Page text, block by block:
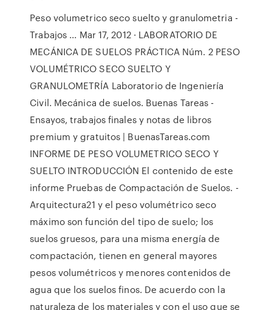
Peso volumetrico seco suelto y granulometria -
Trabajos ... Mar 17, 2012 · LABORATORIO DE
MECÁNICA DE SUELOS PRÁCTICA Núm. 2 PESO
VOLUMÉTRICO SECO SUELTO Y
GRANULOMETRÍA Laboratorio de Ingeniería
Civil. Mecánica de suelos. Buenas Tareas -
Ensayos, trabajos finales y notas de libros
premium y gratuitos | BuenasTareas.com
INFORME DE PESO VOLUMETRICO SECO Y
SUELTO INTRODUCCIÓN El contenido de este
informe Pruebas de Compactación de Suelos. -
Arquitectura21 y el peso volumétrico seco
máximo son función del tipo de suelo; los
suelos gruesos, para una misma energía de
compactación, tienen en general mayores
pesos volumétricos y menores contenidos de
agua que los suelos finos. De acuerdo con la
naturaleza de los materiales y con el uso que se